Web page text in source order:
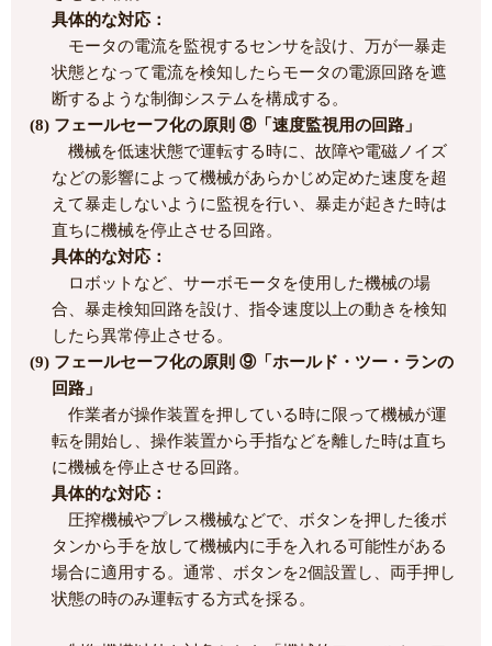
具体的な対応：
モータの電流を監視するセンサを設け、万が一暴走
状態となって電流を検知したらモータの電源回路を遮
断するような制御システムを構成する。
(8) フェールセーフ化の原則 ⑧「速度監視用の回路」
機械を低速状態で運転する時に、故障や電磁ノイズ
などの影響によって機械があらかじめ定めた速度を超
えて暴走しないように監視を行い、暴走が起きた時は
直ちに機械を停止させる回路。
具体的な対応：
ロボットなど、サーボモータを使用した機械の場
合、暴走検知回路を設け、指令速度以上の動きを検知
したら異常停止させる。
(9) フェールセーフ化の原則 ⑨「ホールド・ツー・ランの
回路」
作業者が操作装置を押している時に限って機械が運
転を開始し、操作装置から手指などを離した時は直ち
に機械を停止させる回路。
具体的な対応：
圧搾機械やプレス機械などで、ボタンを押した後ボ
タンから手を放して機械内に手を入れる可能性がある
場合に適用する。通常、ボタンを2個設置し、両手押し
状態の時のみ運転する方式を採る。